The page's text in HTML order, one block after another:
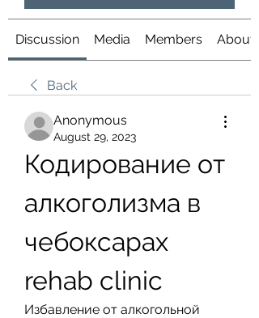
Discussion Media Members About
Back
Anonymous
August 29, 2023
Кодирование от
алкоголизма в
чебоксарах
rehab clinic
Избавление от алкогольной